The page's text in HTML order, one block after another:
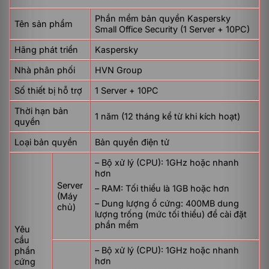
Kaspersky Small Office Security 1 Server –
Tên sản phẩm
Phần mềm bản quyền Kaspersky
Small Office Security (1 Server + 10PC)
Hãng phát triển
Kaspersky
Nhà phân phối
HVN Group
Số thiết bị hỗ trợ
1 Server + 10PC
Thời hạn bản
quyền
1 năm (12 tháng kể từ khi kích hoạt)
Loại bản quyền Bản quyền điện tử
Yêu
cầu
phần
cứng
Server
(Máy
chủ)
– Bộ xử lý (CPU): 1GHz hoặc nhanh
hơn
– RAM: Tối thiểu là 1GB hoặc hơn
– Dung lượng ổ cứng: 400MB dung
lượng trống (mức tối thiểu) để cài đặt
phần mềm
– Bộ xử lý (CPU): 1GHz hoặc nhanh
hơn